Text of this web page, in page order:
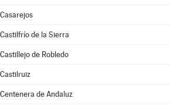
Casarejos
Castilfrío de la Sierra
Castillejo de Robledo
Castilruiz
Centenera de Andaluz